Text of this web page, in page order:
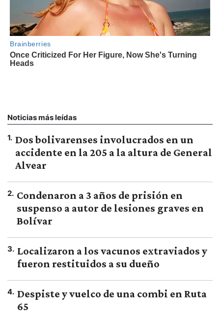
Noticias más leídas
1. Dos bolivarenses involucrados en un
accidente en la 205 a la altura de General
Alvear
2. Condenaron a 3 años de prisión en
suspenso a autor de lesiones graves en
Bolívar
3. Localizaron a los vacunos extraviados y
fueron restituidos a su dueño
4. Despiste y vuelco de una combi en Ruta
65